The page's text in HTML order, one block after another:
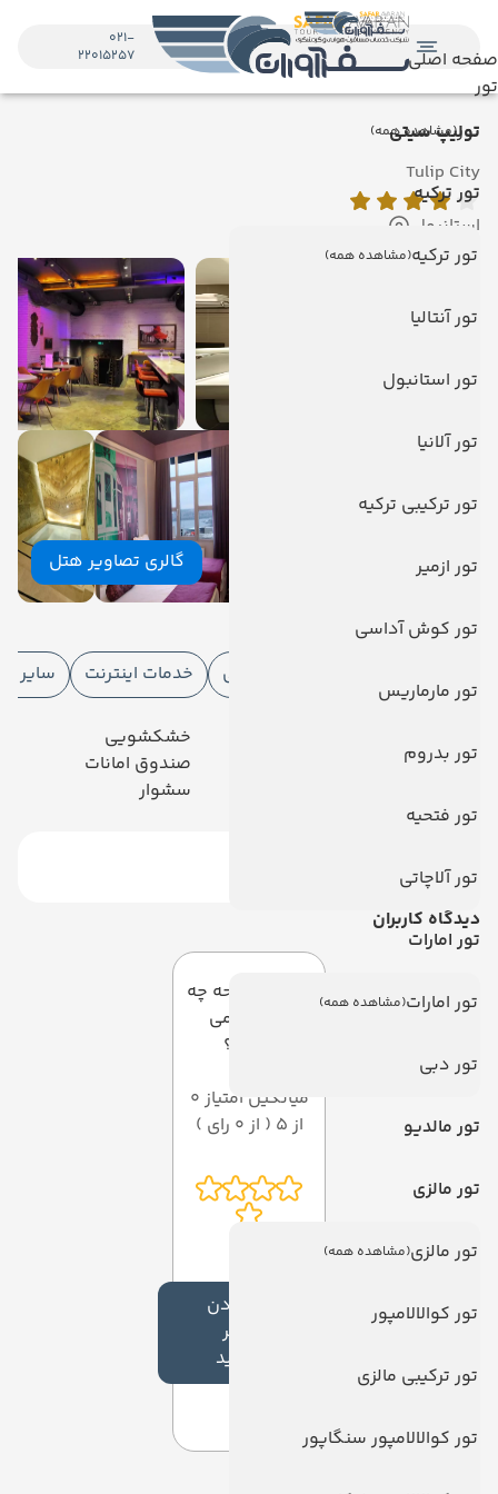
صفحه اصلی
تور
تور(مشاهده همه)
تور ترکیه
تور ترکیه(مشاهده همه)
تور آنتالیا
تور استانبول
تور آلانیا
تور ترکیبی ترکیه
تور ازمیر
تور کوش آداسی
تور مارماریس
تور بدروم
تور فتحیه
تور آلاچاتی
تور امارات
تور امارات(مشاهده همه)
تور دبی
تور مالدیو
تور مالزی
تور مالزی(مشاهده همه)
تور کوالالامپور
تور ترکیبی مالزی
تور کوالالامپور سنگاپور
021-
22015257
تولیپ سیتی
Tulip City
استانبول
گالری تصاویر هتل
امکانات هتل
امکانات تفریحی خدمات اینترنت سایر
سرویس رایگان رفت و آمد
خشکشویی
صندوق امانات
سشوار
دیدگاه کاربران
به این صفحه چه
امتیازی می
دهید؟
میانگین امتیاز 0
از 5 ( از 0 رای )
افزودن
نظر
جدید